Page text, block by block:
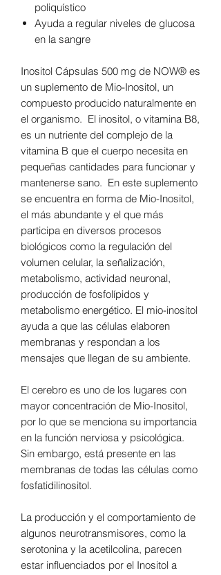
poliquístico
Ayuda a regular niveles de glucosa
en la sangre
Inositol Cápsulas 500 mg de NOW® es
un suplemento de Mio-Inositol, un
compuesto producido naturalmente en
el organismo. El inositol, o vitamina B8,
es un nutriente del complejo de la
vitamina B que el cuerpo necesita en
pequeñas cantidades para funcionar y
mantenerse sano. En este suplemento
se encuentra en forma de Mio-Inositol,
el más abundante y el que más
participa en diversos procesos
biológicos como la regulación del
volumen celular, la señalización,
metabolismo, actividad neuronal,
producción de fosfolípidos y
metabolismo energético. El mio-inositol
ayuda a que las células elaboren
membranas y respondan a los
mensajes que llegan de su ambiente.
El cerebro es uno de los lugares con
mayor concentración de Mio-Inositol,
por lo que se menciona su importancia
en la función nerviosa y psicológica.
Sin embargo, está presente en las
membranas de todas las células como
fosfatidilinositol.
La producción y el comportamiento de
algunos neurotransmisores, como la
serotonina y la acetilcolina, parecen
estar influenciados por el Inositol a